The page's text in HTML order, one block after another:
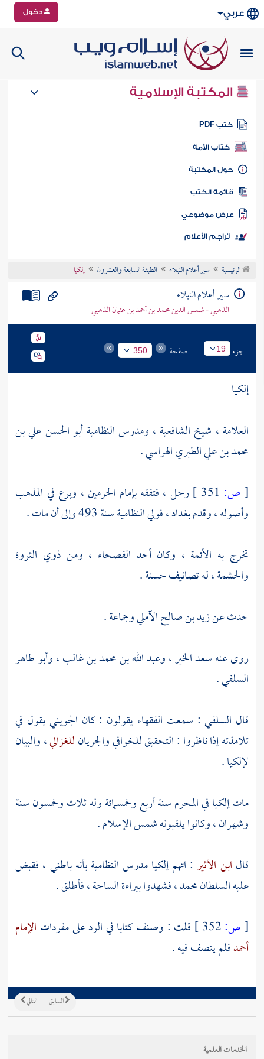
عربي دخول
المكتبة الإسلامية
كتب PDF
كتاب الأمة
المكتبة
الكتب
موضوعي
تراجم الأعلام
الرئيسية سير أعلام النبلاء الطبقة السابعة والعشرون إلكيا
سير أعلام النبلاء
الذهبي - شمس الدين محمد بن أحمد بن عثمان الذهبي
جزء 19 صفحة 350
إلكيا
العلامة ، شيخ الشافعية ، ومدرس النظامية أبو الحسن علي بن
محمد بن علي الطبري الهراسي .
[ ص: رحل ، فتفقهبإمام الحرمين، وبرع في المذهب
وأصوله ، وقدمبغداد، فولي النظامية سنة 493 وإلى أن مات .
تخرج به الأئمة ، وكان أحد الفصحاء ، ومن ذوي الثروة
والحشمة ، له تصانيف حسنة .
حدث عنزيد بن صالح الآمليوجماعة .
روى عنهسعد الخير،وعبد الله بن محمد بن غالب،وأبو طاهر
السلفي.
قال السلفي : سمعت الفقهاء يقولون : كان الجوينييقول في
تلامذته إذا ناظروا : التحقيقللخوافيوالجريانللغزالي، والبيان
لإلكيا.
ماتإلكيافي المحرم سنة أربع وخمسمائة وله ثلاث وخمسون سنة
وشهران ، وكانوا يلقبونه شمس الإسلام .
قال ابن الأثير : اتهمإلكيامدرس النظامية بأنه باطني ، فقبض
عليهالسلطان محمد، فشهدوا ببراءة الساحة ، فأطلق .
[ص: قلت : وصنف كتابا في الرد على مفردات الإمام
أحمدفلم ينصف فيه .
التالي السابق
الخدمات العلمية